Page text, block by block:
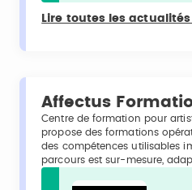
Lire toutes les actualités
Affectus
Centre de formation pour
propose des formations
des compétences utilisables
parcours est sur-mesure,